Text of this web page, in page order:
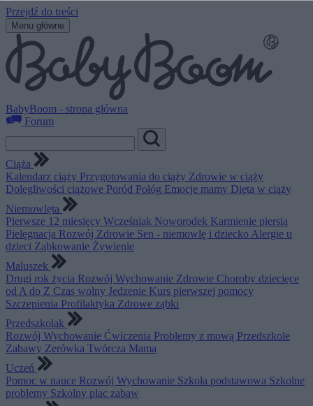
Przejdź do treści
Menu główne
BabyBoom - strona główna
Forum
Ciąża
Kalendarz ciąży Przygotowania do ciąży Zdrowie w ciąży
Dolegliwości ciążowe Poród Połóg Emocje mamy Dieta w ciąży
Niemowlęta
Pierwsze 12 miesięcy Wcześniak Noworodek Karmienie piersią
Pielęgnacja Rozwój Zdrowie Sen - niemowlę i dziecko Alergie u
dzieci Ząbkowanie Żywienie
Maluszek
Drugi rok życia Rozwój Wychowanie Zdrowie Choroby dziecięce
od A do Z Czas wolny Jedzenie Kurs pierwszej pomocy
Szczepienia Profilaktyka Zdrowe ząbki
Przedszkolak
Rozwój Wychowanie Ćwiczenia Problemy z mową Przedszkole
Zabawy Zerówka Twórcza Mama
Uczeń
Pomoc w nauce Rozwój Wychowanie Szkoła podstawowa Szkolne
problemy Szkolny plac zabaw